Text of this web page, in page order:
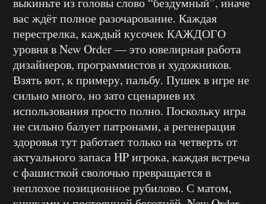
вас ждёт полное разочарование. Каждая
перестрелка, каждый кусочек КАЖДОГО
уровня в New Order — это ювелирная работа
дизайнеров, программистов и художников.
Взять вот, к примеру, пальбу. Пушек в игре не
сильно много, но зато сценариев их
использования просто полно. Поскольку игра
не сильно балует патронами, а регенерация
здоровья тут работает только на четверть от
актуального запаса HP игрока, каждая встреча
с фашисткой сволочью превращается в
неплохое позиционное рубилово. С матом,